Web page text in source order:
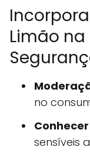
Limão
no
sensíveis